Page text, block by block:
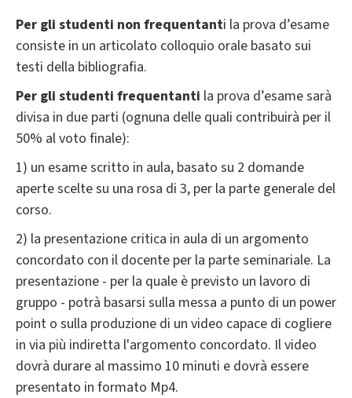
Per gli studenti non frequentanti la prova d’esame
consiste in un articolato colloquio orale basato sui
testi della bibliografia.
Per gli studenti frequentanti la prova d’esame sarà
divisa in due parti (ognuna delle quali contribuirà per il
50% al voto finale):
1) un esame scritto in aula, basato su 2 domande
aperte scelte su una rosa di 3, per la parte generale del
corso.
2) la presentazione critica in aula di un argomento
concordato con il docente per la parte seminariale. La
presentazione - per la quale è previsto un lavoro di
gruppo - potrà basarsi sulla messa a punto di un power
point o sulla produzione di un video capace di cogliere
in via più indiretta l'argomento concordato. Il video
dovrà durare al massimo 10 minuti e dovrà essere
presentato in formato Mp4.